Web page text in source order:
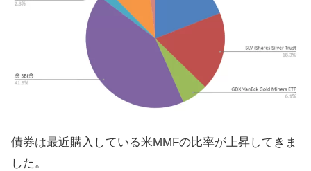
債券は最近購入している米MMFの比率が上昇してきま
した。